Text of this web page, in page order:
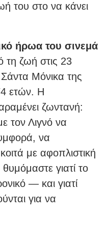
του στο να κάνει
ήρωα του σινεμά
ζωή στις 23
Μόνικα της
ετών. Η
ζωντανή:
τον Λιγνό να
να
με αφοπλιστική
γιατί το
— και γιατί
για να